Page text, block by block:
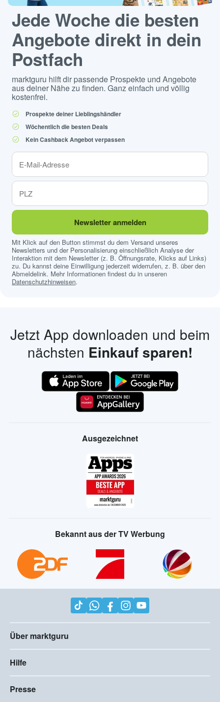
Jede Woche die besten
Angebote direkt in dein
Postfach
marktguru hilft dir passende Prospekte und Angebote
aus deiner Nähe zu finden. Ganz einfach und völlig
kostenfrei.
Prospekte deiner Lieblingshändler
Wöchentlich die besten Deals
Kein Cashback Angebot verpassen
Newsletter anmelden
Mit Klick auf den Button stimmst du dem Versand unseres
Newsletters und der Personalisierung einschließlich Analyse der
Interaktion mit dem Newsletter (z. B. Öffnungsrate, Klicks auf Links)
zu. Du kannst deine Einwilligung jederzeit widerrufen, z. B. über den
Abmeldelink. Mehr Informationen findest du in unseren
Datenschutzhinweisen.
Jetzt App downloaden und beim
nächsten Einkauf sparen!
Ausgezeichnet
Bekannt aus der TV Werbung
Über marktguru
Hilfe
Presse